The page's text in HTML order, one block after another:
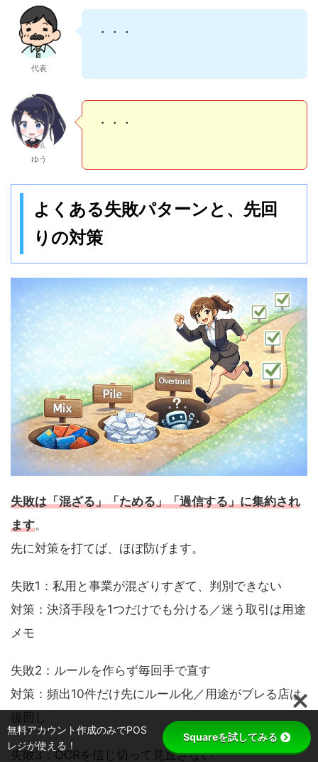
代表
・・・
ゆう
・・・
よくある失敗パターンと、先回
りの対策
失敗は「混ざる」「ためる」「過信する」に集約され
ます。
先に対策を打てば、ほぼ防げます。
対策：決済手段を1つだけでも分ける／迷う取引は用途
メモ
対策：頻出10件だけ先にルール化／用途がブレる店は
後回し
失敗3：OCRを信じ切って見直さない
対策：金額と用途だけは必ず確認／週1回で早めに間違
無料アカウント作成のみでPOS
レジが使える！
Squareを試してみる